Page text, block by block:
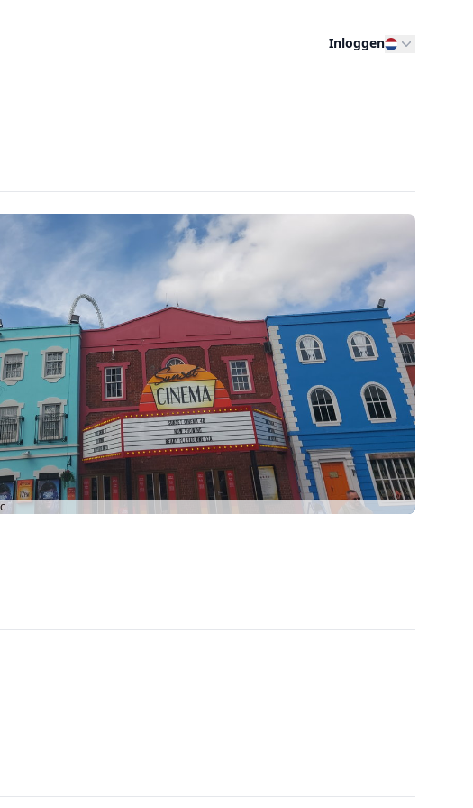
Inloggen